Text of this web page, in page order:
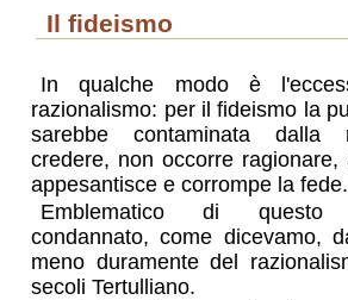
il fideismo
In qualche modo è
razionalismo: per il fideismo la
sarebbe contaminata dalla
credere, non occorre
appesantisce e corrompe la fede.
Emblematico di questo
condannato, come dicevamo,
meno duramente del
secoli Tertulliano.